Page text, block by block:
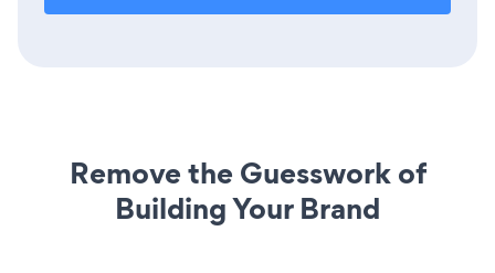
Remove the Guesswork of
Building Your Brand